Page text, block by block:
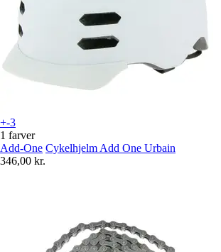
+-3
1 farver
Add-One Cykelhjelm Add One Urbain
346,00 kr.